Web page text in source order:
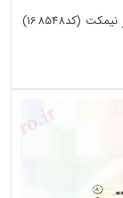
(کد168548)